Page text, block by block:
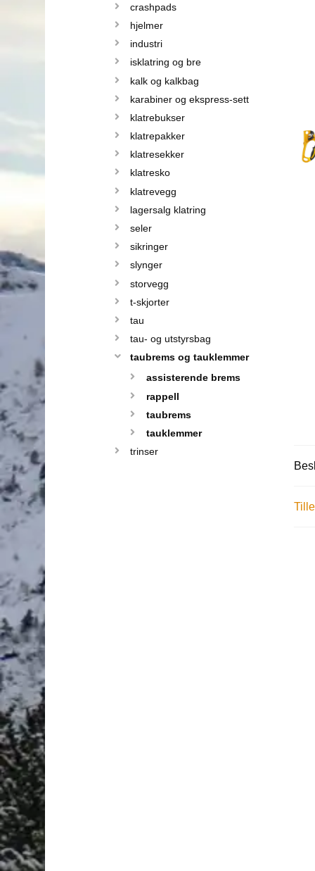
crashpads
hjelmer
industri
isklatring og bre
kalk og kalkbag
karabiner og ekspress-sett
klatrebukser
klatrepakker
klatresekker
klatresko
klatrevegg
lagersalg klatring
seler
sikringer
slynger
storvegg
t-skjorter
tau
tau- og utstyrsbag
taubrems og tauklemmer
assisterende brems
rappell
taubrems
tauklemmer
trinser